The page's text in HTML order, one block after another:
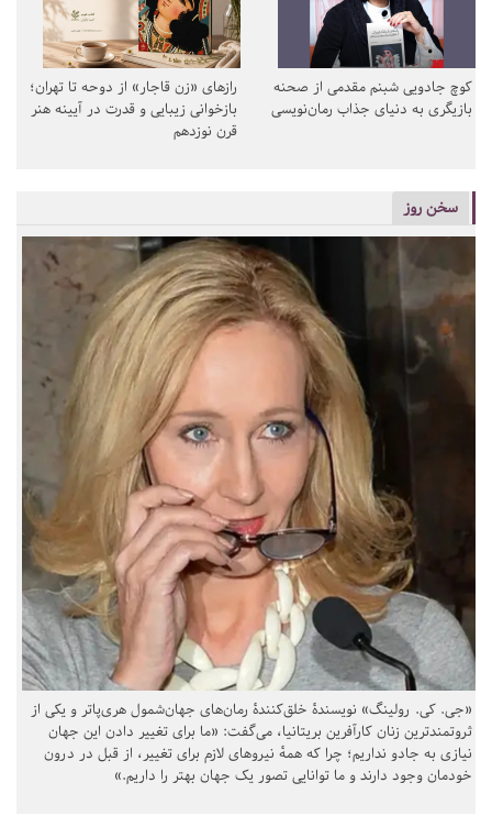
کوچ جادویی شبنم مقدمی از صحنه
بازیگری به دنیای جذاب رمان‌نویسی
رازهای «زن قاجار» از دوحه تا تهران؛
بازخوانی زیبایی و قدرت در آیینه هنر
قرن نوزدهم
سخن روز
«جی. کی. رولینگ» نویسندهٔ خلق‌کنندهٔ رمان‌های جهان‌شمول هری‌پاتر و یکی از
ثروتمندترین زنان کارآفرین بریتانیا، می‌گفت: «ما برای تغییر دادن این جهان
نیازی به جادو نداریم؛ چرا که همهٔ نیروهای لازم برای تغییر، از قبل در درون
خودمان وجود دارند و ما توانایی تصور یک جهان بهتر را داریم.»